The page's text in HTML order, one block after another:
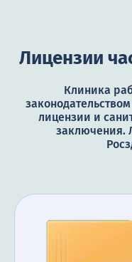
Лицензии
Клиника
лицензии и
заключения.